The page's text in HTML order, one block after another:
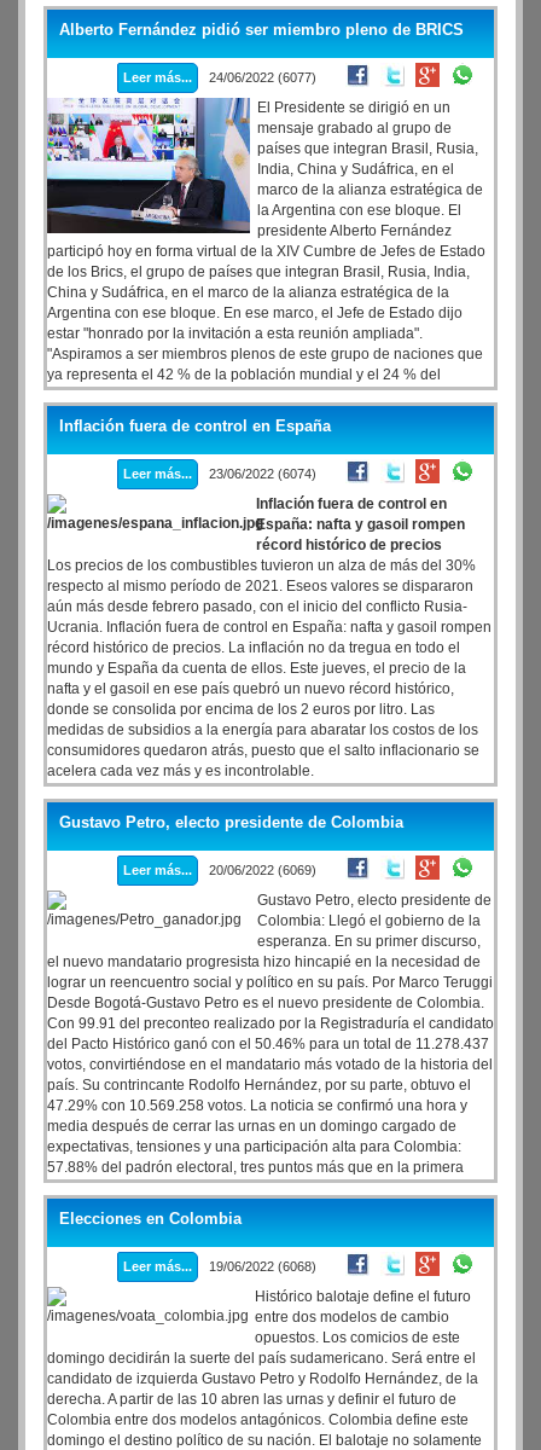
Alberto Fernández pidió ser miembro pleno de BRICS
Leer más... 24/06/2022 (6077)
El Presidente se dirigió en un
mensaje grabado al grupo de
países que integran Brasil, Rusia,
India, China y Sudáfrica, en el
marco de la alianza estratégica de
la Argentina con ese bloque. El
presidente Alberto Fernández
participó hoy en forma virtual de la XIV Cumbre de Jefes de Estado
de los Brics, el grupo de países que integran Brasil, Rusia, India,
China y Sudáfrica, en el marco de la alianza estratégica de la
Argentina con ese bloque. En ese marco, el Jefe de Estado dijo
estar "honrado por la invitación a esta reunión ampliada".
"Aspiramos a ser miembros plenos de este grupo de naciones que
ya representa el 42 % de la población mundial y el 24 % del
producto bruto global".
Inflación fuera de control en España
Leer más... 23/06/2022 (6074)
Inflación fuera de control en
España: nafta y gasoil rompen
récord histórico de precios
Los precios de los combustibles tuvieron un alza de más del 30%
respecto al mismo período de 2021. Eseos valores se dispararon
aún más desde febrero pasado, con el inicio del conflicto Rusia-
Ucrania. Inflación fuera de control en España: nafta y gasoil rompen
récord histórico de precios. La inflación no da tregua en todo el
mundo y España da cuenta de ellos. Este jueves, el precio de la
nafta y el gasoil en ese país quebró un nuevo récord histórico,
donde se consolida por encima de los 2 euros por litro. Las
medidas de subsidios a la energía para abaratar los costos de los
consumidores quedaron atrás, puesto que el salto inflacionario se
acelera cada vez más y es incontrolable.
Gustavo Petro, electo presidente de Colombia
Leer más... 20/06/2022 (6069)
Gustavo Petro, electo presidente de
Colombia: Llegó el gobierno de la
esperanza. En su primer discurso,
el nuevo mandatario progresista hizo hincapié en la necesidad de
lograr un reencuentro social y político en su país. Por Marco Teruggi
Desde Bogotá-Gustavo Petro es el nuevo presidente de Colombia.
Con 99.91 del preconteo realizado por la Registraduría el candidato
del Pacto Histórico ganó con el 50.46% para un total de 11.278.437
votos, convirtiéndose en el mandatario más votado de la historia del
país. Su contrincante Rodolfo Hernández, por su parte, obtuvo el
47.29% con 10.569.258 votos. La noticia se confirmó una hora y
media después de cerrar las urnas en un domingo cargado de
expectativas, tensiones y una participación alta para Colombia:
57.88% del padrón electoral, tres puntos más que en la primera
vuelta.
Elecciones en Colombia
Leer más... 19/06/2022 (6068)
Histórico balotaje define el futuro
entre dos modelos de cambio
opuestos. Los comicios de este
domingo decidirán la suerte del país sudamericano. Será entre el
candidato de izquierda Gustavo Petro y Rodolfo Hernández, de la
derecha. A partir de las 10 abren las urnas y definir el futuro de
Colombia entre dos modelos antagónicos. Colombia define este
domingo el destino político de su nación. El balotaje no solamente